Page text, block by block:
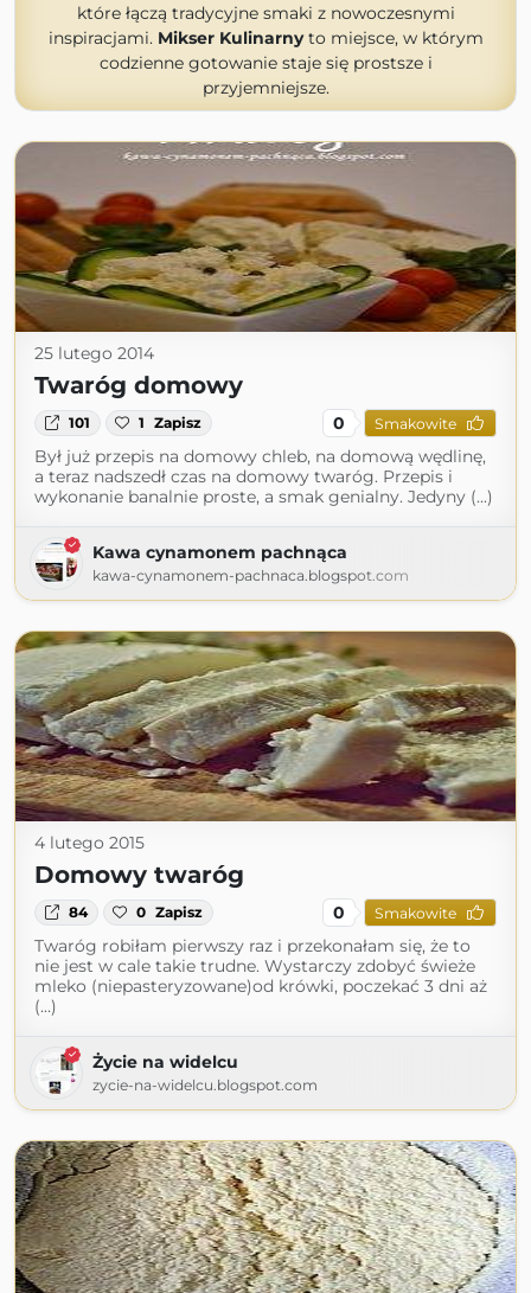
które łączą tradycyjne smaki z nowoczesnymi
inspiracjami. Mikser Kulinarnyto miejsce, w którym
codzienne gotowanie staje się prostsze i
przyjemniejsze.
25 lutego 2014
Twaróg domowy
101 1 Zapisz 0 Smakowite
Był już przepis na domowy chleb, na domową wędlinę,
a teraz nadszedł czas na domowy twaróg. Przepis i
wykonanie banalnie proste, a smak genialny. Jedyny (...)
Kawa cynamonem pachnąca
kawa-cynamonem-pachnaca.blogspot.com
4 lutego 2015
Domowy twaróg
84 0 Zapisz 0 Smakowite
Twaróg robiłam pierwszy raz i przekonałam się, że to
nie jest w cale takie trudne. Wystarczy zdobyć świeże
mleko (niepasteryzowane)od krówki, poczekać 3 dni aż
(...)
Życie na widelcu
zycie-na-widelcu.blogspot.com